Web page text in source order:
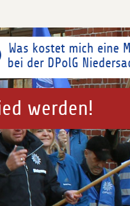
Was kostet mich eine
bei der DPolG
werden!